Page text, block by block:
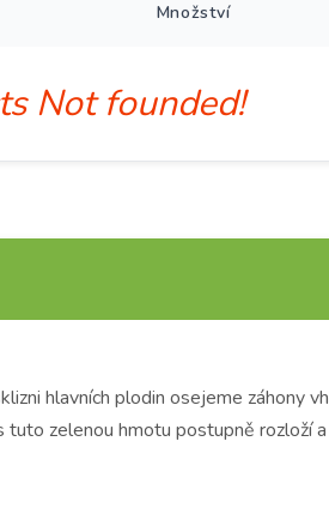
Množství
Not founded!
hlavních plodin osejeme záhony
zelenou hmotu postupně rozloží